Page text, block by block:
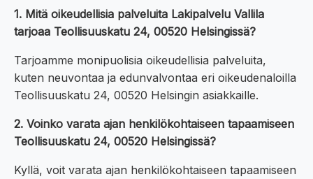
1. Mitä oikeudellisia palveluita Lakipalvelu Vallila
tarjoaa Teollisuuskatu 24, 00520 Helsingissä?
Tarjoamme monipuolisia oikeudellisia palveluita,
kuten neuvontaa ja edunvalvontaa eri oikeudenaloilla
Teollisuuskatu 24, 00520 Helsingin asiakkaille.
2. Voinko varata ajan henkilökohtaiseen tapaamiseen
Teollisuuskatu 24, 00520 Helsingissä?
Kyllä, voit varata ajan henkilökohtaiseen tapaamiseen